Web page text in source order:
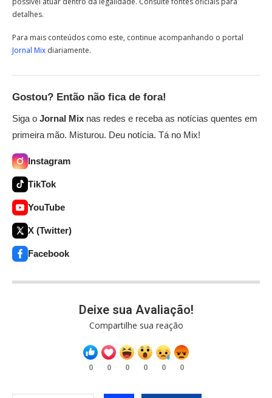
detalhes.
Para mais conteúdos como este, continue acompanhando o portal
Jornal Mix diariamente.
Gostou? Então não fica de fora!
Siga o Jornal Mix nas redes e receba as notícias quentes em
primeira mão. Misturou. Deu notícia. Tá no Mix!
Instagram
TikTok
YouTube
X (Twitter)
Facebook
Deixe sua Avaliação!
Compartilhe sua reação
0 0 0 0 0 0